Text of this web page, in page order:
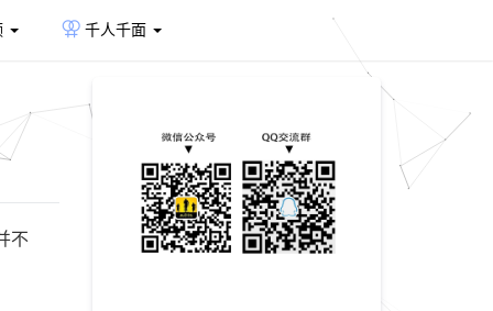
千人千面
不